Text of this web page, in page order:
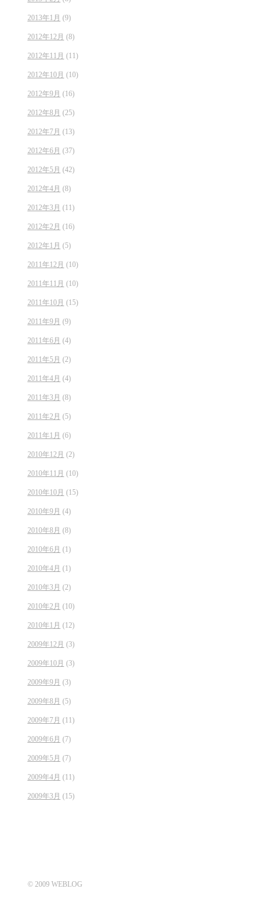
2013年1月 (9)
2012年12月 (8)
2012年11月 (11)
2012年10月 (10)
2012年9月 (16)
2012年8月 (25)
2012年7月 (13)
2012年6月 (37)
2012年5月 (42)
2012年4月 (8)
2012年3月 (11)
2012年2月 (16)
2012年1月 (5)
2011年12月 (10)
2011年11月 (10)
2011年10月 (15)
2011年9月 (9)
2011年6月 (4)
2011年5月 (2)
2011年4月 (4)
2011年3月 (8)
2011年2月 (5)
2011年1月 (6)
2010年12月 (2)
2010年11月 (10)
2010年10月 (15)
2010年9月 (4)
2010年8月 (8)
2010年6月 (1)
2010年4月 (1)
2010年3月 (2)
2010年2月 (10)
2010年1月 (12)
2009年12月 (3)
2009年10月 (3)
2009年9月 (3)
2009年8月 (5)
2009年7月 (11)
2009年6月 (7)
2009年5月 (7)
2009年4月 (11)
2009年3月 (15)
© 2009 WEBLOG